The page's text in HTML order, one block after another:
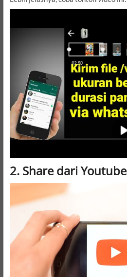
2. Share dari Youtube